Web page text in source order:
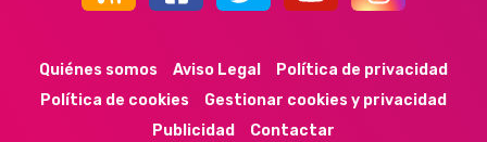
Quiénes somos Aviso Legal
Política de privacidad
Política de cookies
Gestionar cookies y privacidad
Publicidad
Contactar